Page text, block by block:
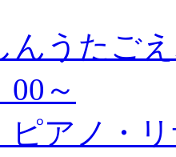
んうたご
00～
アノ・リ